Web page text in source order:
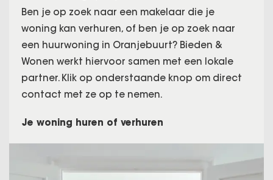
Ben je op zoek naar een makelaar die je
woning kan verhuren, of ben je op zoek naar
een huurwoning in Oranjebuurt? Bieden &
Wonen werkt hiervoor samen met een lokale
partner. Klik op onderstaande knop om direct
contact met ze op te nemen.
Je woning huren of verhuren